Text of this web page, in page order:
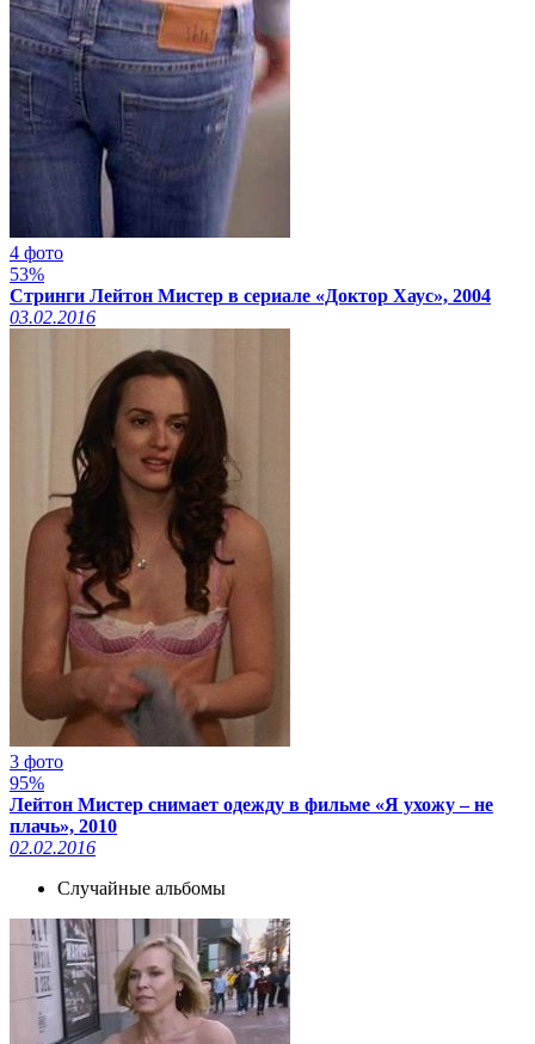
4 фото
53%
Стринги Лейтон Мистер в сериале «Доктор Хаус», 2004
03.02.2016
3 фото
95%
Лейтон Мистер снимает одежду в фильме «Я ухожу – не
плачь», 2010
02.02.2016
Случайные альбомы